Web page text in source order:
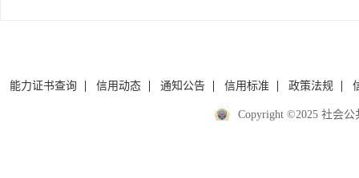
能力证书查询 信用动态 通知公告 信用标准 政策法规
Copyright ©2025 社会